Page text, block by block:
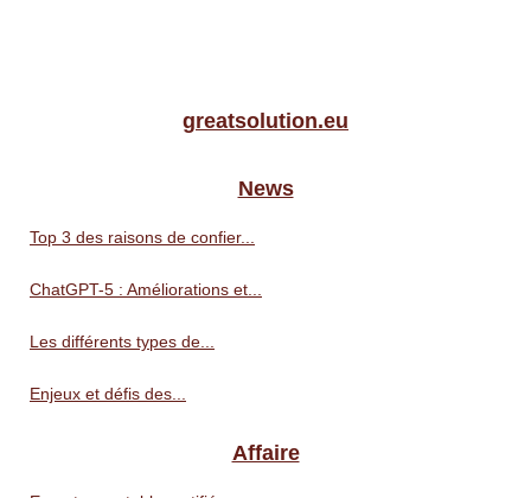
greatsolution.eu
News
Top 3 des raisons de confier...
ChatGPT-5 : Améliorations et...
Les différents types de...
Enjeux et défis des...
Affaire